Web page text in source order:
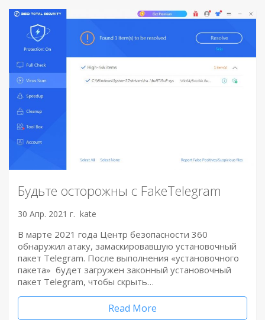
Будьте осторожны с FakeTelegram
30 Апр. 2021 г. kate
В марте 2021 года Центр безопасности 360
обнаружил атаку, замаскировавшую установочный
пакет Telegram. После выполнения «установочного
пакета» будет загружен законный установочный
пакет Telegram, чтобы скрыть…
Read More